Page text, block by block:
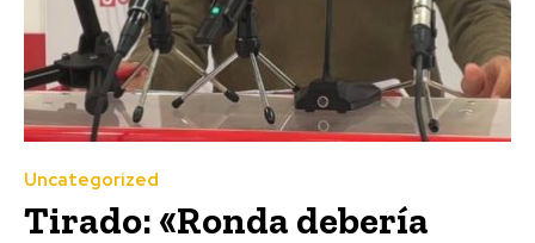
Uncategorized
Tirado: «Ronda debería